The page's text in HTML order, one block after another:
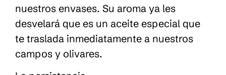
nuestros envases. Su aroma ya les
desvelará que es un aceite especial que
te traslada inmediatamente a nuestros
campos y olivares.